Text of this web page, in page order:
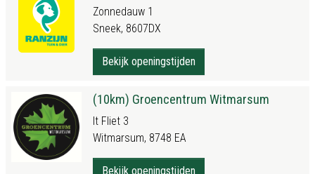
Zonnedauw 1
Sneek, 8607DX
Bekijk openingstijden
(10km) Groencentrum Witmarsum
It Fliet 3
Witmarsum, 8748 EA
Bekijk openingstijden